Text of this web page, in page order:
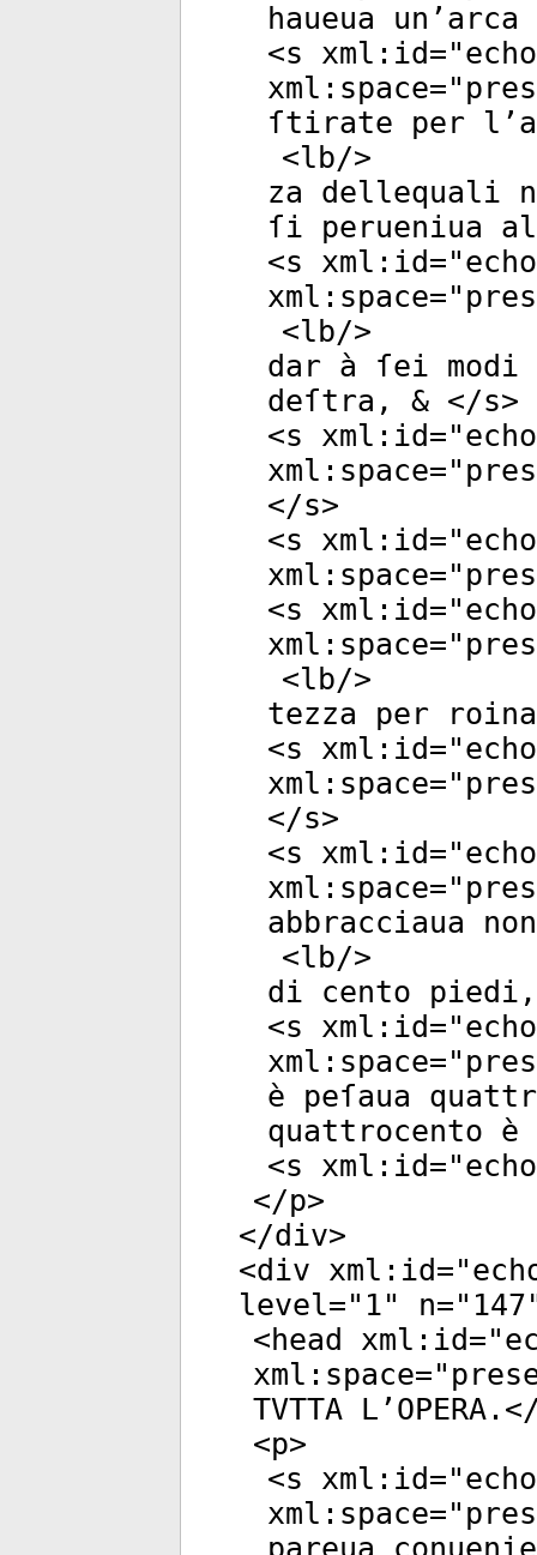
haueua
<s xml:id="
xml:space="
ſtirate per
<lb/>
za dellequali
ſi perueniua
<s xml:id="
xml:space="
<lb/>
dar à ſei
deſtra, & </s>
<s xml:id="
xml:space="
</s>
<s xml:id="
xml:space="
<s xml:id="
xml:space="
<lb/>
tezza per
<s xml:id="
xml:space="
</s>
<s xml:id="
xml:space="
abbracciaua
<lb/>
di cento
<s xml:id="
xml:space="
è peſaua
quattrocento
<s xml:id="
</p>
</div>
<div xml:id="
level=" 1" n=" 147
<head xml:id="
xml:space="
TVTTA
<p>
<s xml:id="
xml:space="